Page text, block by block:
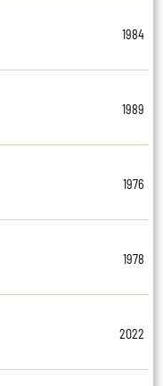
1984
1989
1976
1978
2022